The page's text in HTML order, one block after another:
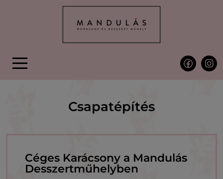
Skip to main content
Csapatépítés
Céges Karácsony a Mandulás
Desszertműhelyben